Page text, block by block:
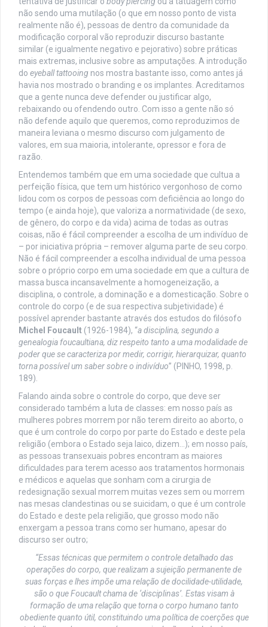
não sendo uma mutilação (o que em nosso ponto de vista
realmente não é), pessoas de dentro da comunidade da
modificação corporal vão reproduzir discurso bastante
similar (e igualmente negativo e pejorativo) sobre práticas
mais extremas, inclusive sobre as amputações. A introdução
do eyeball tattooing nos mostra bastante isso, como antes já
havia nos mostrado o branding e os implantes. Acreditamos
que a gente nunca deve defender ou justificar algo,
rebaixando ou ofendendo outro. Com isso a gente não só
não defende aquilo que queremos, como reproduzimos de
maneira leviana o mesmo discurso com julgamento de
valores, em sua maioria, intolerante, opressor e fora de
razão.
Entendemos também que em uma sociedade que cultua a
perfeição física, que tem um histórico vergonhoso de como
lidou com os corpos de pessoas com deficiência ao longo do
tempo (e ainda hoje), que valoriza a normatividade (de sexo,
de gênero, do corpo e da vida) acima de todas as outras
coisas, não é fácil compreender a escolha de um indivíduo de
– por iniciativa própria – remover alguma parte de seu corpo.
Não é fácil compreender a escolha individual de uma pessoa
sobre o próprio corpo em uma sociedade em que a cultura de
massa busca incansavelmente a homogeneização, a
disciplina, o controle, a dominação e a domesticação. Sobre o
controle do corpo (e de sua respectiva subjetividade) é
possível aprender bastante através dos estudos do filósofo
Michel Foucault (1926-1984), “a disciplina, segundo a
genealogia foucaultiana, diz respeito tanto a uma modalidade de
poder que se caracteriza por medir, corrigir, hierarquizar, quanto
torna possível um saber sobre o indivíduo” (PINHO, 1998, p.
189).
Falando ainda sobre o controle do corpo, que deve ser
considerado também a luta de classes: em nosso país as
mulheres pobres morrem por não terem direito ao aborto, o
que é um controle do corpo por parte do Estado e deste pela
religião (embora o Estado seja laico, dizem…); em nosso país,
as pessoas transexuais pobres encontram as maiores
dificuldades para terem acesso aos tratamentos hormonais
e médicos e aquelas que sonham com a cirurgia de
redesignação sexual morrem muitas vezes sem ou morrem
nas mesas clandestinas ou se suicidam, o que é um controle
do Estado e deste pela religião, que grosso modo não
enxergam a pessoa trans como ser humano, apesar do
discurso ser outro;
“Essas técnicas que permitem o controle detalhado das
operações do corpo, que realizam a sujeição permanente de
suas forças e lhes impõe uma relação de docilidade-utilidade,
são o que Foucault chama de ‘disciplinas’. Estas visam à
formação de uma relação que torna o corpo humano tanto
obediente quanto útil, constituindo uma política de coerções que